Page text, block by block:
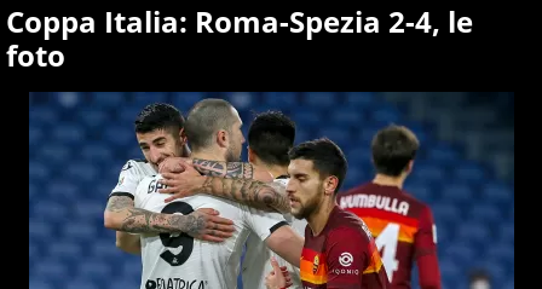
Coppa Italia: Roma-Spezia 2-4, le
foto